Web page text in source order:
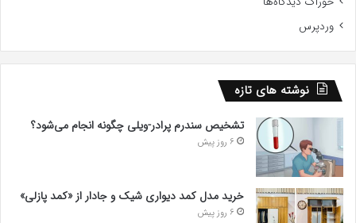
وردپرس
نوشته های تازه
تشخیص سندرم پرادر-ویلی چگونه انجام می‌شود؟
6 روز پیش
خرید مدل کمد دیواری شیک و جادار از «کمد پازلی»
6 روز پیش